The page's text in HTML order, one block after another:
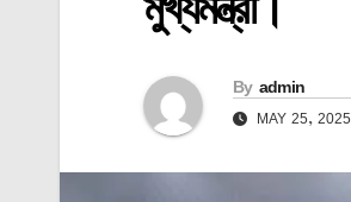
By admin
MAY 25, 2025